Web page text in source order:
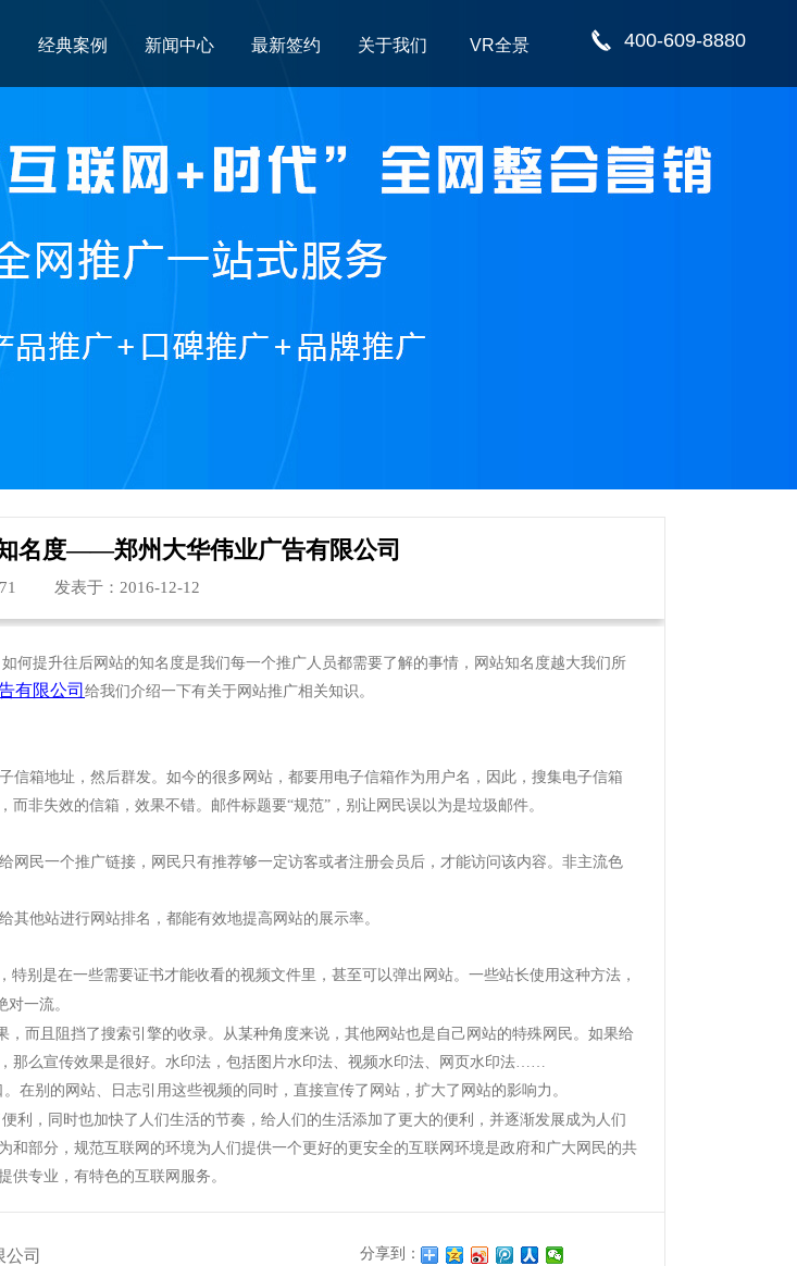
400-609-8880
经典案例 新闻中心 最新签约 关于我们 VR全景
名度——郑州大华伟业广告有限公司
发表于：2016-12-12
何提升往后网站的知名度是我们每一个推广人员都需要了解的事情，网站知名度越大我们所
有限公司 给我们介绍一下有关于网站推广相关知识。
信箱地址，然后群发。如今的很多网站，都要用电子信箱作为用户名，因此，搜集电子信箱
非失效的信箱，效果不错。邮件标题要“规范”，别让网民误以为是垃圾邮件。
网民一个推广链接，网民只有推荐够一定访客或者注册会员后，才能访问该内容。非主流色
他站进行网站排名，都能有效地提高网站的展示率。
别是在一些需要证书才能收看的视频文件里，甚至可以弹出网站。一些站长使用这种方法，
对一流。
而且阻挡了搜索引擎的收录。从某种角度来说，其他网站也是自己网站的特殊网民。如果给
那么宣传效果是很好。水印法，包括图片水印法、视频水印法、网页水印法……
在别的网站、日志引用这些视频的同时，直接宣传了网站，扩大了网站的影响力。
利，同时也加快了人们生活的节奏，给人们的生活添加了更大的便利，并逐渐发展成为人们
部分，规范互联网的环境为人们提供一个更好的更安全的互联网环境是政府和广大网民的共
供专业，有特色的互联网服务。
司 分享到：